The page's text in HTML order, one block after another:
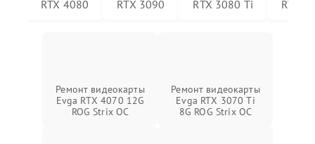
RTX 4080 RTX 3090 RTX 3080 Ti RTX
Ремонт видеокарты
Evga RTX 4070 12G
ROG Strix OC
Ремонт видеокарты
Evga RTX 3070 Ti
8G ROG Strix OC